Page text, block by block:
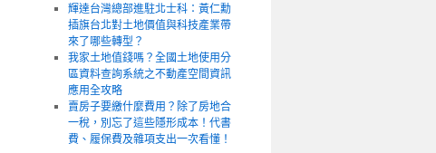
輝達台灣總部進駐北士科：黃仁勳
插旗台北對土地價值與科技產業帶
來了哪些轉型？
我家土地值錢嗎？全國土地使用分
區資料查詢系統之不動產空間資訊
應用全攻略
賣房子要繳什麼費用？除了房地合
一稅，別忘了這些隱形成本！代書
費、履保費及雜項支出一次看懂！